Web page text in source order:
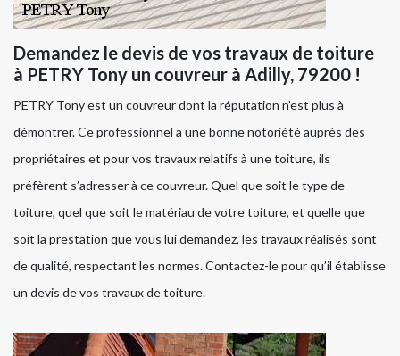
Demandez le devis de vos travaux de toiture
à PETRY Tony un couvreur à Adilly, 79200 !
PETRY Tony est un couvreur dont la réputation n’est plus à
démontrer. Ce professionnel a une bonne notoriété auprès des
propriétaires et pour vos travaux relatifs à une toiture, ils
préfèrent s’adresser à ce couvreur. Quel que soit le type de
toiture, quel que soit le matériau de votre toiture, et quelle que
soit la prestation que vous lui demandez, les travaux réalisés sont
de qualité, respectant les normes. Contactez-le pour qu’il établisse
un devis de vos travaux de toiture.